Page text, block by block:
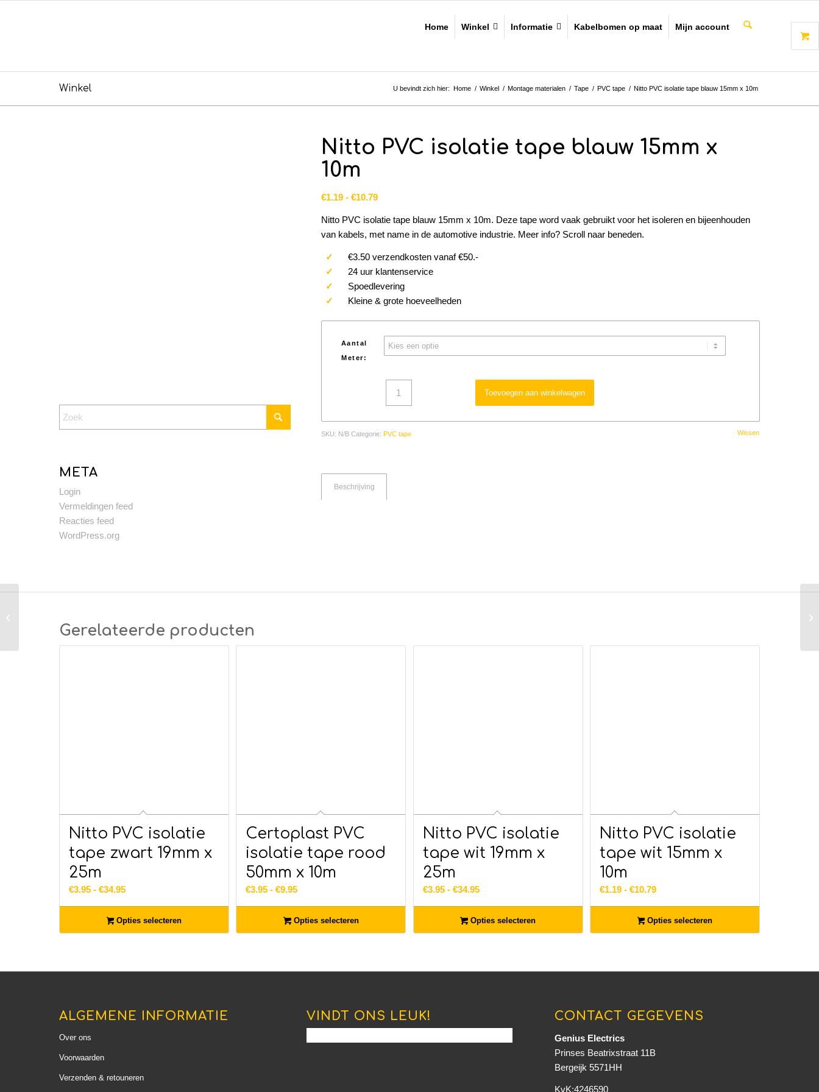
Home Winkel Informatie Kabelbomen op maat Mijn account
Winkel U bevindt zich hier: Home / Winkel / Montage materialen / Tape / PVC tape / Nitto PVC isolatie tape blauw 15mm x 10m
META
Login
Vermeldingen feed
Reacties feed
WordPress.org
Nitto PVC isolatie tape blauw 15mm x
10m
€1.19 - €10.79Prijsklasse:
tot
€10.79
Nitto PVC isolatie tape blauw 15mm x 10m. Deze tape word vaak gebruikt voor het isoleren en bijeenhouden
van kabels, met name in de automotive industrie. Meer info? Scroll naar beneden.
✓ €3.50 verzendkosten vanaf €50.-
✓ 24 uur klantenservice
✓ Spoedlevering
✓ Kleine & grote hoeveelheden
Aantal
Meter:
Wissen
Toevoegen aan winkelwagen
SKU: N/B Categorie: PVC tape
Beschrijving
Gerelateerde producten
Nitto PVC isolatie
tape zwart 19mm x
25m
€3.95 - €34.95Prijsklasse:
tot
€34.95
Opties selecteren
Certoplast PVC
isolatie tape rood
50mm x 10m
€3.95 - €9.95Prijsklasse:
tot
€9.95
Opties selecteren
Nitto PVC isolatie
tape wit 19mm x
25m
€3.95 - €34.95Prijsklasse:
tot
€34.95
Opties selecteren
Nitto PVC isolatie
tape wit 15mm x
10m
€1.19 - €10.79Prijsklasse:
tot
€10.79
Opties selecteren
ALGEMENE INFORMATIE
Over ons
Voorwaarden
Verzenden & retouneren
VINDT ONS LEUK! CONTACT GEGEVENS
Genius Electrics
Prinses Beatrixstraat 11B
Bergeijk 5571HH
KvK:4246590
tape 19mm x 25m